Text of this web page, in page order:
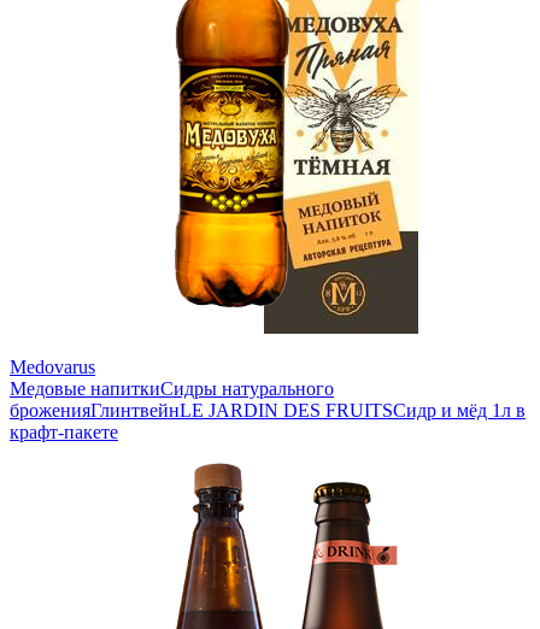
Medovarus
Медовые напиткиСидры натурального
броженияГлинтвейнLE JARDIN DES FRUITSСидр и мёд 1л в
крафт-пакете